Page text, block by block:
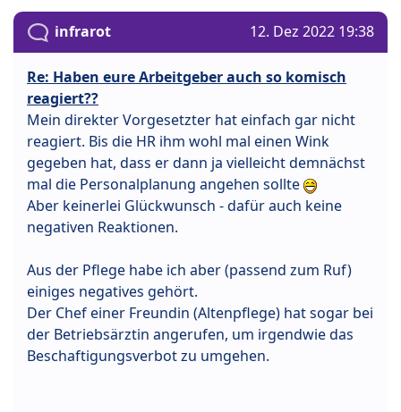
infrarot 12. Dez 2022 19:38
Re: Haben eure Arbeitgeber auch so komisch
reagiert??
Mein direkter Vorgesetzter hat einfach gar nicht
reagiert. Bis die HR ihm wohl mal einen Wink
gegeben hat, dass er dann ja vielleicht demnächst
mal die Personalplanung angehen sollte
Aber keinerlei Glückwunsch - dafür auch keine
negativen Reaktionen.
Aus der Pflege habe ich aber (passend zum Ruf)
einiges negatives gehört.
Der Chef einer Freundin (Altenpflege) hat sogar bei
der Betriebsärztin angerufen, um irgendwie das
Beschaftigungsverbot zu umgehen.